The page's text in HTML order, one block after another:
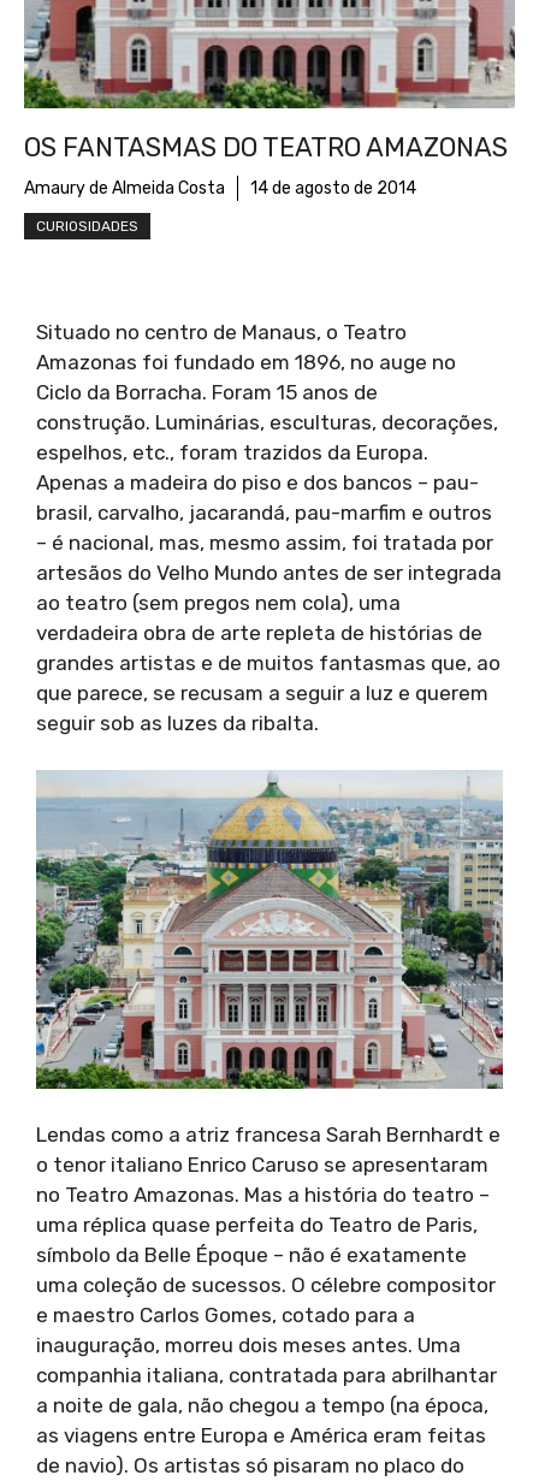
OS FANTASMAS DO TEATRO AMAZONAS
Amaury de Almeida Costa 14 de agosto de 2014
CURIOSIDADES
Situado no centro de Manaus, o Teatro
Amazonas foi fundado em 1896, no auge no
Ciclo da Borracha. Foram 15 anos de
construção. Luminárias, esculturas, decorações,
espelhos, etc., foram trazidos da Europa.
Apenas a madeira do piso e dos bancos – pau-
brasil, carvalho, jacarandá, pau-marfim e outros
– é nacional, mas, mesmo assim, foi tratada por
artesãos do Velho Mundo antes de ser integrada
ao teatro (sem pregos nem cola), uma
verdadeira obra de arte repleta de histórias de
grandes artistas e de muitos fantasmas que, ao
que parece, se recusam a seguir a luz e querem
seguir sob as luzes da ribalta.
Lendas como a atriz francesa Sarah Bernhardt e
o tenor italiano Enrico Caruso se apresentaram
no Teatro Amazonas. Mas a história do teatro –
uma réplica quase perfeita do Teatro de Paris,
símbolo da Belle Époque – não é exatamente
uma coleção de sucessos. O célebre compositor
e maestro Carlos Gomes, cotado para a
inauguração, morreu dois meses antes. Uma
companhia italiana, contratada para abrilhantar
a noite de gala, não chegou a tempo (na época,
as viagens entre Europa e América eram feitas
de navio). Os artistas só pisaram no placo do